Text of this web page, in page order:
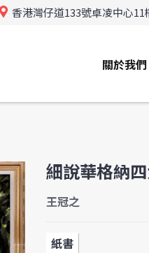
香港灣仔道133號卓凌中心11
關於我們
細說華格納
王冠之
紙書